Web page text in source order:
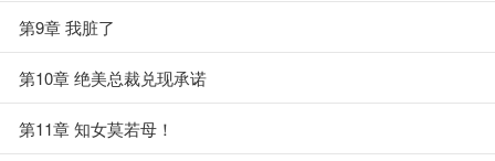
第9章 我脏了
第10章 绝美总裁兑现承诺
第11章 知女莫若母！